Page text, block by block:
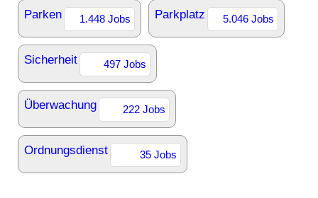
Parken 1.448 Jobs Parkplatz 5.046 Jobs
Sicherheit 497 Jobs
Überwachung 222 Jobs
Ordnungsdienst 35 Jobs